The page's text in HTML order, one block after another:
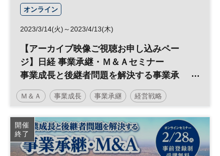
オンライン
2023/3/14(火)～2023/4/13(木)
【アーカイブ映像ご視聴お申し込みペー
ジ】日経 事業承継・Ｍ＆Ａセミナー
事業成長と後継者問題を解決する事業承
継・Ｍ＆Ａ
Ｍ＆Ａ 事業成長 事業承継 経営戦略
参加無料
開催
終了